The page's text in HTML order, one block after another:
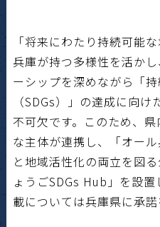
「将来にわたり持続可能
兵庫が持つ多様性を活か
ーシップを深めながら「
（SDGs）」の達成に向
不可欠です。このため、
な主体が連携し、「オー
と地域活性化の両立を図
ょうごSDGs Hub」を設
載については兵庫県に承諾